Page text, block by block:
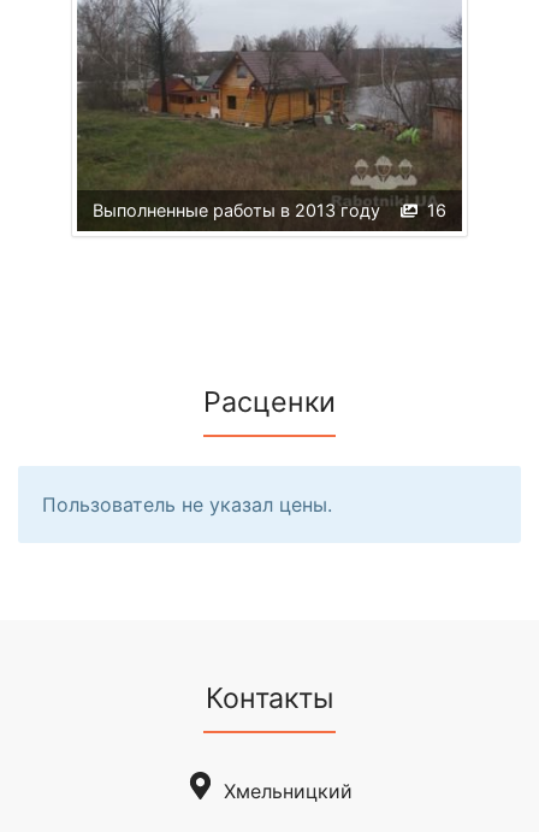
16
Выполненные работы в 2013 году
Расценки
Пользователь не указал цены.
Контакты
Хмельницкий